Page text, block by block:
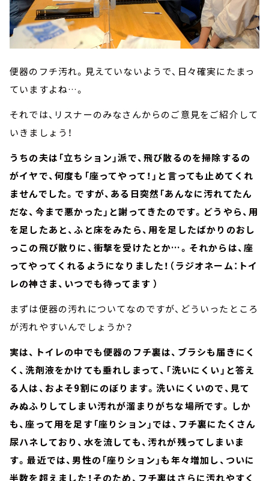
便器のフチ汚れ。見えていないようで、日々確実にたまっ
ていますよね…。
それでは、リスナーのみなさんからのご意見をご紹介して
いきましょう！
うちの夫は「立ちション」派で、飛び散るのを掃除するの
がイヤで、何度も「座ってやって！」と言っても止めてくれ
ませんでした。ですが、ある日突然「あんなに汚れてたん
だな、今まで悪かった」と謝ってきたのです。どうやら、用
を足したあと、ふと床をみたら、用を足したばかりのおし
っこの飛び散りに、衝撃を受けたとか…。それからは、座
ってやってくれるようになりました！（ラジオネーム：トイ
レの神さま、いつでも待ってます ）
まずは便器の汚れについてなのですが、どういったところ
が汚れやすいんでしょうか？
実は、トイレの中でも便器のフチ裏は、ブラシも届きにく
く、洗剤液をかけても垂れしまって、「洗いにくい」と答え
る人は、およそ9割にのぼります。洗いにくいので、見て
みぬふりしてしまい汚れが溜まりがちな場所です。しか
も、座って用を足す「座りション」では、フチ裏にたくさん
尿ハネしており、水を流しても、汚れが残ってしまいま
す。最近では、男性の「座りション」も年々増加し、ついに
半数を超えました！そのため、フチ裏はさらに汚れやすく